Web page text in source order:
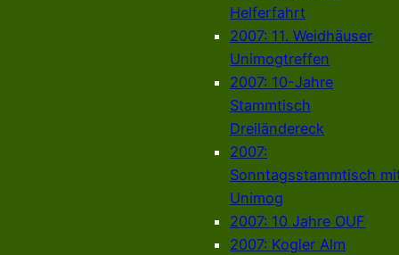
Helferfahrt
2007: 11. Weidhäuser
Unimogtreffen
2007: 10-Jahre
Stammtisch
Dreiländereck
2007:
Sonntagsstammtisch
Unimog
2007: 10 Jahre OUF
2007: Kogler Alm